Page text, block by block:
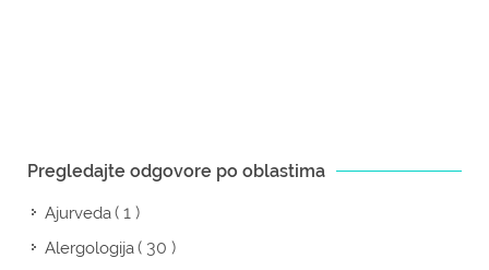
Pregledajte odgovore po oblastima
Ajurveda( 1 )
Alergologija( 30 )